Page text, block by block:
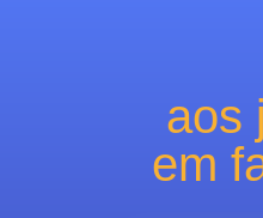
aos
em